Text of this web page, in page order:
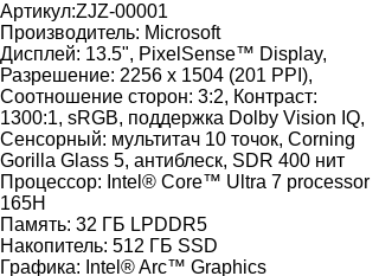
Артикул:ZJZ-00001
Производитель: Microsoft
Дисплей: 13.5", PixelSense™ Display,
Разрешение: 2256 х 1504 (201 PPI),
Соотношение сторон: 3:2, Контраст:
1300:1, sRGB, поддержка Dolby Vision IQ,
Сенсорный: мультитач 10 точок, Corning
Gorilla Glass 5, антиблеск, SDR 400 нит
Процессор: Intel® Core™ Ultra 7 processor
165H
Память: 32 ГБ LPDDR5
Накопитель: 512 ГБ SSD
Графика: Intel® Arc™ Graphics